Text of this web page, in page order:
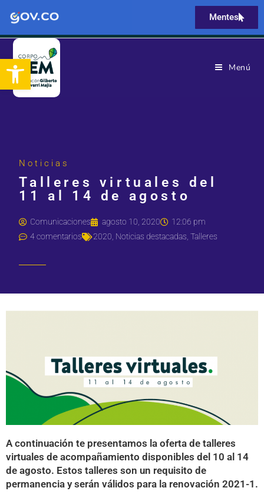
Abrir barra de herramientas
Mentes
Menú
Noticias
Talleres virtuales del
11 al 14 de agosto
Comunicaciones agosto 10, 2020
12:06 pm
4 comentarios
2020, Noticias destacadas,Talleres
A continuación te presentamos la oferta de talleres
virtuales de acompañamiento disponibles del 10 al 14
de agosto. Estos talleres son un requisito de
permanencia y serán válidos para la renovación 2021-1.